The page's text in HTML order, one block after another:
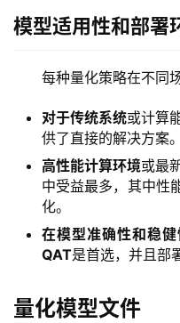
模型适用性和部署
每种量化策略在不同
对于传统系统或计算
供了直接的解决方案。
高性能计算环境或最
中受益最多，其中性
化。
在模型准确性和稳
QAT是首选，并且部
量化模型文件